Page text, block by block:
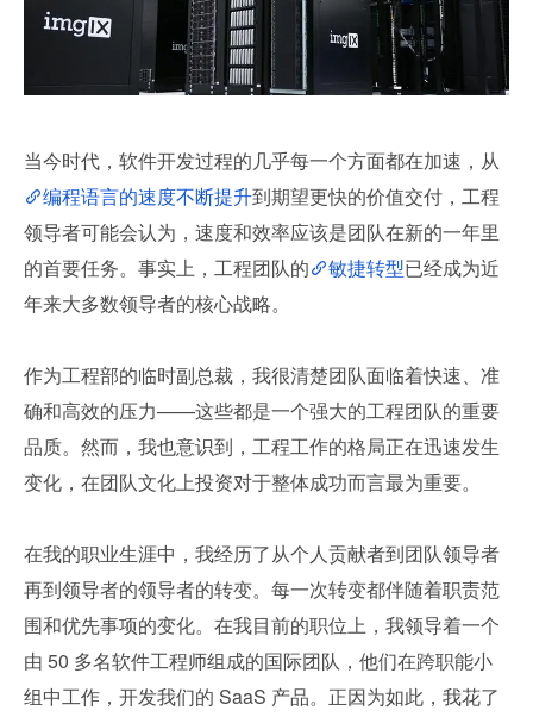
当今时代，软件开发过程的几乎每一个方面都在加速，从
编程语言的速度不断提升到期望更快的价值交付，工程
领导者可能会认为，速度和效率应该是团队在新的一年里
的首要任务。事实上，工程团队的
敏捷转型已经成为近
年来大多数领导者的核心战略。
作为工程部的临时副总裁，我很清楚团队面临着快速、准
确和高效的压力——这些都是一个强大的工程团队的重要
品质。然而，我也意识到，工程工作的格局正在迅速发生
变化，在团队文化上投资对于整体成功而言最为重要。
在我的职业生涯中，我经历了从个人贡献者到团队领导者
再到领导者的领导者的转变。每一次转变都伴随着职责范
围和优先事项的变化。在我目前的职位上，我领导着一个
由 50 多名软件工程师组成的国际团队，他们在跨职能小
组中工作，开发我们的 SaaS 产品。正因为如此，我花了